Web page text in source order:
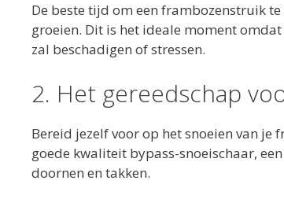
De beste tijd om een ​​frambozenstruik
groeien. Dit is het ideale moment
zal beschadigen of stressen.
2. Het gereedschap
Bereid jezelf voor op het snoeien van je
goede kwaliteit bypass-snoeischaar,
doornen en takken.